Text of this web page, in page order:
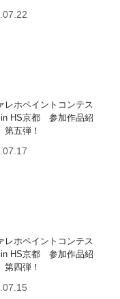
レホペイントコンテス
in HS京都 参加作品紹
五弾！
レホペイントコンテス
in HS京都 参加作品紹
四弾！